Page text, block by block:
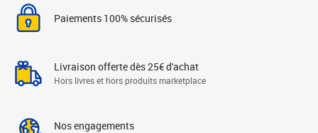
Paiements 100% sécurisés
Livraison offerte dès 25€ d'achat
Hors livres et hors produits marketplace
Nos engagements